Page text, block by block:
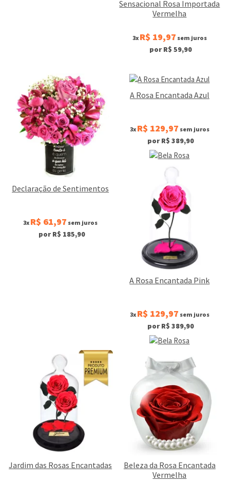
Sensacional Rosa Importada
Vermelha
3x R$ 19,97 sem juros
por R$ 59,90
Declaração de Sentimentos
3x R$ 61,97 sem juros
por R$ 185,90
A Rosa Encantada Azul
3x R$ 129,97 sem juros
por R$ 389,90
A Rosa Encantada Pink
3x R$ 129,97 sem juros
por R$ 389,90
Jardim das Rosas Encantadas
Beleza da Rosa Encantada
Vermelha